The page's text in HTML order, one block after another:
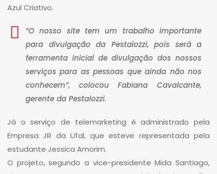
Azul Criativo.
“O nosso site tem um trabalho importante
para divulgação da Pestalozzi, pois será a
ferramenta inicial de divulgação dos nossos
serviços para as pessoas que ainda não nos
conhecem”, colocou Fabiana Cavalcante,
gerente da Pestalozzi.
Já o serviço de telemarketing é administrado pela
Empresa JR da Ufal, que esteve representada pela
estudante Jessica Amorim.
O projeto, segundo a vice-presidente Mida Santiago,